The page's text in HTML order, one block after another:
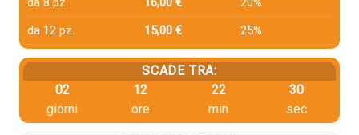
da 12 pz.
15,00 € 25%
SCADE TRA:
02
giorni
12
ore
22
min
29
sec